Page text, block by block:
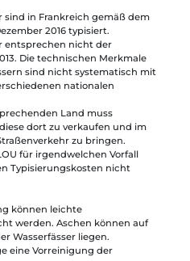
sind in Frankreich gemäß dem
2016 typisiert.
entsprechen nicht der
Die technischen Merkmale
sind nicht systematisch mit
nationalen
Land muss
dort zu verkaufen und im
zu bringen.
für irgendwelchen Vorfall
Typisierungskosten nicht
können leichte
werden. Aschen können auf
Wasserfässer liegen.
eine Vorreinigung der